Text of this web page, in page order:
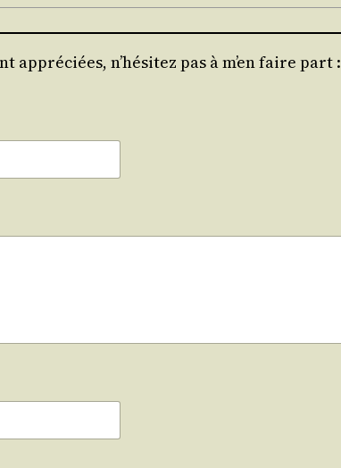
n’hésitez pas à m’en faire part :